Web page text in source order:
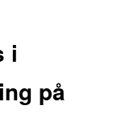
i
på